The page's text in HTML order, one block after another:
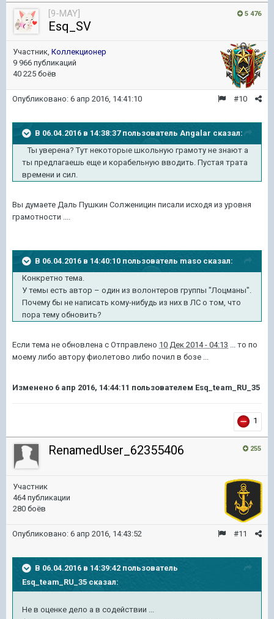
5 476
[9-MAY]
Esq_SV
Участник, Коллекционер
9 966 публикаций
40 225 боёв
#10
Опубликовано: 6 апр 2016, 14:41:10
В 06.04.2016 в 14:38:37 пользователь Angalar сказал:
Ты уверена? Тут некоторые школьную грамоту не знают а
ты предлагаешь еще и корабельную вводить. Пустая трата
времени и сил.
Вы думаете Даль Пушкин Солженицин писали исходя из уровня
грамотности ....
В 06.04.2016 в 14:40:10 пользователь maso сказал:
Конкретно тема.
У темы есть автор – один из волонтеров группы "Лоцманы".
Почему бы не написать кому-нибудь из них в ЛС о том, что
пора тему обновить?
Если тема не обновлена с Отправлено 10 Дек 2014 - 04:13 ... то по
моему либо автору фиолетово либо почил в бозе ...
Изменено 6 апр 2016, 14:44:11 пользователем Esq_team_RU_35
1
255
RenamedUser_62355406
Участник
464 публикации
280 боёв
#11
Опубликовано: 6 апр 2016, 14:43:52
В 06.04.2016 в 14:39:42 пользователь
Esq_team_RU_35 сказал:
Не в оценке дело а в содействии ...